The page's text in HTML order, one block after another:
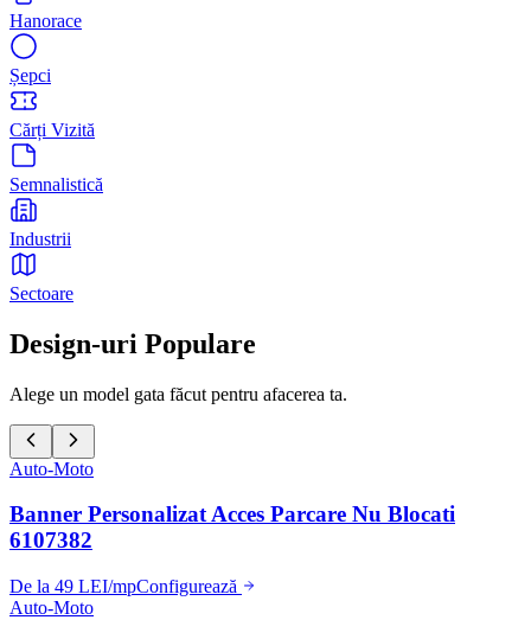
Hanorace
Șepci
Cărți Vizită
Semnalistică
Industrii
Sectoare
Design-uri Populare
Alege un model gata făcut pentru afacerea ta.
Auto-Moto
Banner Personalizat Acces Parcare Nu Blocati
6107382
De la 49 LEI/mpConfigurează
Auto-Moto